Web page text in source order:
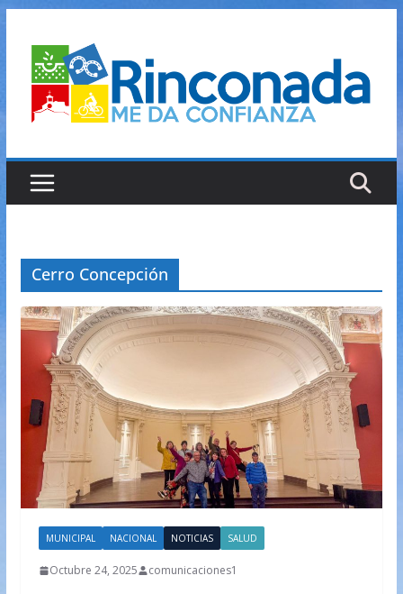
contenido
Cerro Concepción
MUNICIPAL NACIONAL NOTICIAS SALUD
Octubre 24, 2025 comunicaciones1